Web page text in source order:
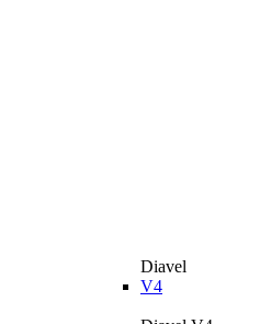
Diavel
V4